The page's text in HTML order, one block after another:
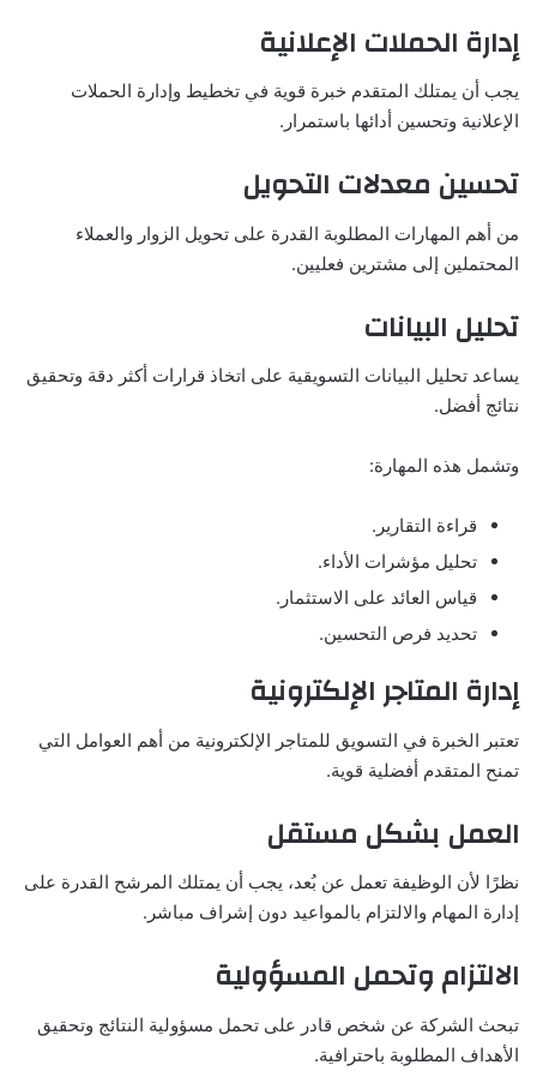
إدارة الحملات الإعلانية
يجب أن يمتلك المتقدم خبرة قوية في تخطيط وإدارة الحملات
الإعلانية وتحسين أدائها باستمرار.
تحسين معدلات التحويل
من أهم المهارات المطلوبة القدرة على تحويل الزوار والعملاء
المحتملين إلى مشترين فعليين.
تحليل البيانات
يساعد تحليل البيانات التسويقية على اتخاذ قرارات أكثر دقة وتحقيق
نتائج أفضل.
وتشمل هذه المهارة:
قراءة التقارير.
تحليل مؤشرات الأداء.
قياس العائد على الاستثمار.
تحديد فرص التحسين.
إدارة المتاجر الإلكترونية
تعتبر الخبرة في التسويق للمتاجر الإلكترونية من أهم العوامل التي
تمنح المتقدم أفضلية قوية.
العمل بشكل مستقل
نظرًا لأن الوظيفة تعمل عن بُعد، يجب أن يمتلك المرشح القدرة على
إدارة المهام والالتزام بالمواعيد دون إشراف مباشر.
الالتزام وتحمل المسؤولية
تبحث الشركة عن شخص قادر على تحمل مسؤولية النتائج وتحقيق
الأهداف المطلوبة باحترافية.